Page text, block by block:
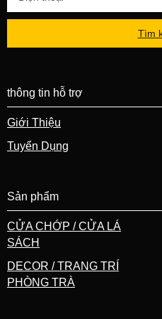
Tìm
thông tin hỗ trợ
Giới Thiệu
Tuyển Dụng
Sản phẩm
CỬA CHỚP / CỬA LÁ
SÁCH
DECOR / TRANG TRÍ
PHÒNG TRÀ